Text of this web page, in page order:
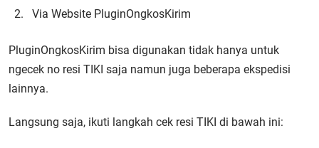
Via Website PluginOngkosKirim
PluginOngkosKirim bisa digunakan tidak hanya untuk
ngecek no resi TIKI saja namun juga beberapa ekspedisi
lainnya.
Langsung saja, ikuti langkah cek resi TIKI di bawah ini: